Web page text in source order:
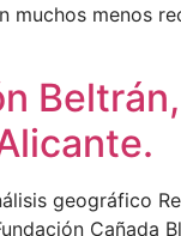
menos
geográfico
Cañada